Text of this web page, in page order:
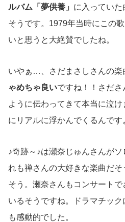
ルバム「夢供養」 に入ってい
そうです。1979年当時にこの
いと思うと大絶賛でしたね。
いやぁ…、さだまさしさんの楽
ゃめちゃ良いですね！！さだ
ように伝わってきて本当に泣
にリアルに浮かんでくるんです
♪奇跡～♪は瀬奈じゅんさんが
れも禅さんの大好きな楽曲だ
そう。瀬奈さんもコンサート
いるそうですね。ドラマチッ
も感動的でした。